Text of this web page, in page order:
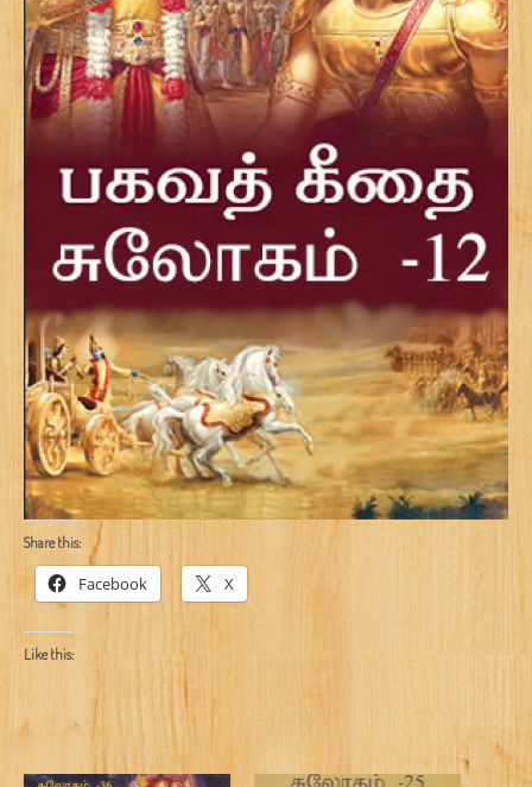
Share this:
Facebook X
Like this: